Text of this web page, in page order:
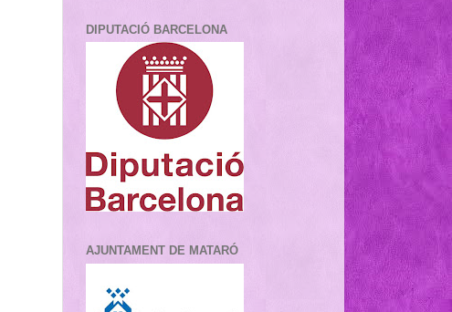
DIPUTACIÓ BARCELONA
AJUNTAMENT DE MATARÓ